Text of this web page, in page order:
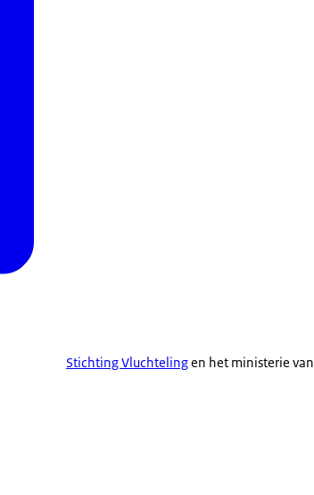
Stichting Vluchtelingen het ministerie van